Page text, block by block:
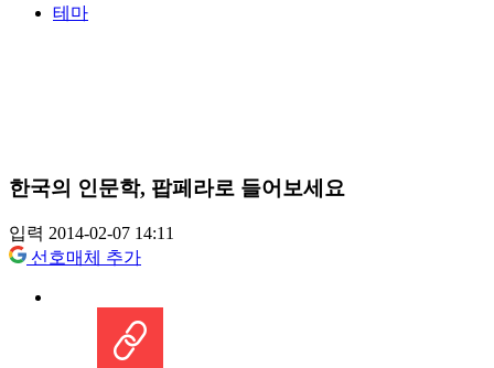
테마
한국의 인문학, 팝페라로 들어보세요
입력 2014-02-07 14:11
선호매체 추가